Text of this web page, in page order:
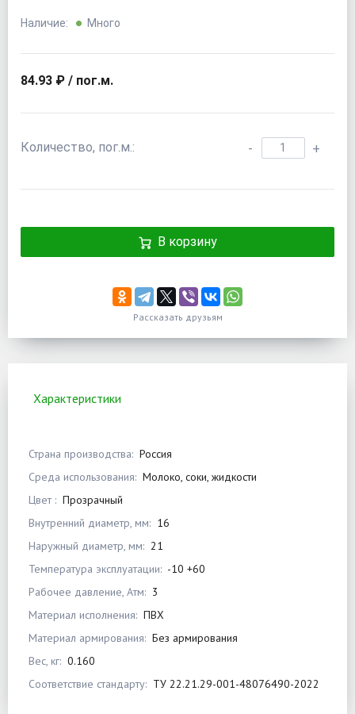
Наличие: Много
84.93 ₽ / пог.м.
Количество, пог.м.: - +
В корзину
Рассказать друзьям
Характеристики
Страна производства: Россия
Среда использования: Молоко, соки, жидкости
Цвет : Прозрачный
Внутренний диаметр, мм: 16
Наружный диаметр, мм: 21
Температура эксплуатации: -10 +60
Рабочее давление, Атм: 3
Материал исполнения: ПВХ
Материал армирования: Без армирования
Вес, кг: 0.160
Соответствие стандарту: ТУ 22.21.29-001-48076490-2022